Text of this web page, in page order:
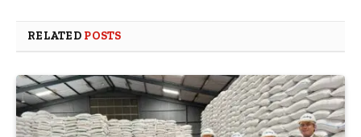
RELATED POSTS